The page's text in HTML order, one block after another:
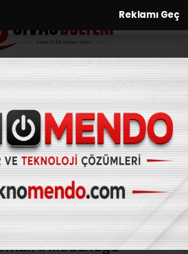
Reklamı Geç
ve Orman İl
projesi’
imzalandı
EĞITIM
| 29.02.2024 - 10:01, Güncelleme:
- 09:58
İl Müdürlüğü